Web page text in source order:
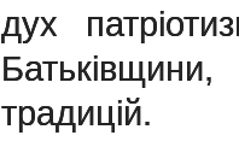
дух
традицій.